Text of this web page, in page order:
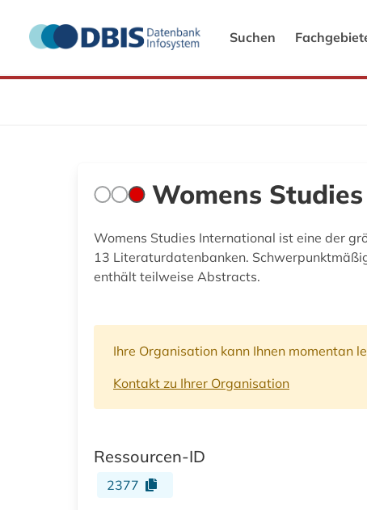
Suchen
Womens
Womens Studies International ist eine der
13 Literaturdatenbanken.
enthält teilweise Abstracts.
Ihre Organisation kann Ihnen momentan
Kontakt zu Ihrer Organisation
Ressourcen-ID
2377